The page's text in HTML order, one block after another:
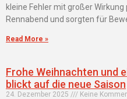
kleine Fehler mit großer
Rennabend und sorgten für
Read More »
Frohe Weihnachten und
blickt auf die neue Saison
24. Dezember 2025 Keine